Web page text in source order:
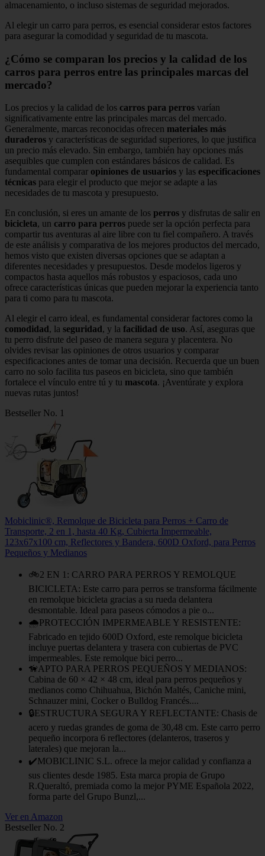
almacenamiento, o incluso sistemas de seguridad mejorados.
Al elegir un carro para perros, es esencial considerar estos factores
para asegurar la comodidad y seguridad de tu mascota.
¿Cómo se comparan los precios y la calidad de los
carros para perros entre las principales marcas del
mercado?
Los precios y la calidad de los carros para perros varían
significativamente entre las principales marcas del mercado.
Generalmente, marcas reconocidas ofrecen materiales más
duraderos y características de seguridad superiores, lo que justifica
un precio más elevado. Sin embargo, también hay opciones más
asequibles que cumplen con estándares básicos de calidad. Es
fundamental comparar opiniones de usuarios y las especificaciones
técnicas para elegir el producto que mejor se adapte a las
necesidades de tu mascota y presupuesto.
En conclusión, si eres un amante de los perros y disfrutas de salir en
bicicleta, un carro para perros puede ser la opción perfecta para
compartir tus aventuras al aire libre con tu fiel compañero. A través
de este análisis y comparativa de los mejores productos del mercado,
hemos visto que existen diversas opciones que se adaptan a
diferentes necesidades y presupuestos. Desde modelos ligeros y
compactos hasta aquellos más robustos y espaciosos, cada uno
ofrece características únicas que pueden mejorar la experiencia tanto
para ti como para tu mascota.
Al elegir el carro ideal, es fundamental considerar factores como la
comodidad, la seguridad, y la facilidad de uso. Así, aseguras que
tu perro disfrute del paseo de manera segura y placentera. No
olvides revisar las opiniones de otros usuarios y comparar
especificaciones antes de tomar una decisión. Recuerda que un buen
carro no solo facilita tus paseos en bicicleta, sino que también
fortalece el vínculo entre tú y tu mascota. ¡Aventúrate y explora
nuevas rutas juntos!
Bestseller No. 1
Mobiclinic®, Remolque de Bicicleta para Perros + Carro de
Transporte, 2 en 1, hasta 40 Kg, Cubierta Impermeable,
123x67x100 cm, Reflectores y Bandera, 600D Oxford, para Perros
Pequeños y Medianos
🚲2 EN 1: CARRO PARA PERROS Y REMOLQUE
BICICLETA: Este carro para perros se transforma fácilmente
en remolque bicicleta gracias a su rueda delantera
desmontable. Ideal para paseos cómodos a pie o...
🌧️PROTECCIÓN IMPERMEABLE Y RESISTENTE:
Fabricado en tejido 600D Oxford, este remolque bicicleta
incluye puertas delantera y trasera con cubiertas de PVC
impermeables. Este remolque bici perro...
🦮APTO PARA PERROS PEQUEÑOS Y MEDIANOS:
Cabina de 60 × 42 × 48 cm, ideal para perros pequeños y
medianos como Chihuahua, Bichón Maltés, Caniche mini,
Schnauzer mini, Cocker o Bulldog Francés....
🔒ESTRUCTURA SEGURA Y REFLECTANTE: Chasis de
acero y ruedas grandes de goma de 30,48 cm. Este carro perro
pequeño incorpora 6 reflectores (delanteros, traseros y
laterales) que mejoran la...
✔️MOBICLINIC S.L. ofrece la mejor calidad y confianza a
sus clientes desde 1985. Esta marca propia de Grupo
R.Queraltó, premiada como la mejor PYME Española 2022,
forma parte del Grupo Bunzl,...
Ver en Amazon
Bestseller No. 2